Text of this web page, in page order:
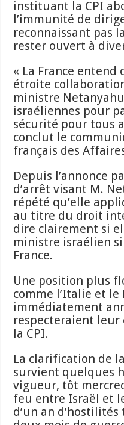
instituant la CPI
l’immunité de
reconnaissant pas
rester ouvert à
« La France
étroite
ministre
israéliennes pour
sécurité pour tous
conclut le
français des
Depuis l’annonce
d’arrêt visant M.
répété qu’elle
au titre du droit
dire clairement si
ministre israélien
France.
Une position plus
comme l’Italie et
immédiatement
respecteraient leur
la CPI.
La clarification de
survient quelques
vigueur, tôt
feu entre Israël et
d’un an